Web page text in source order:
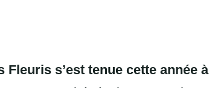
s’est tenue cette année à